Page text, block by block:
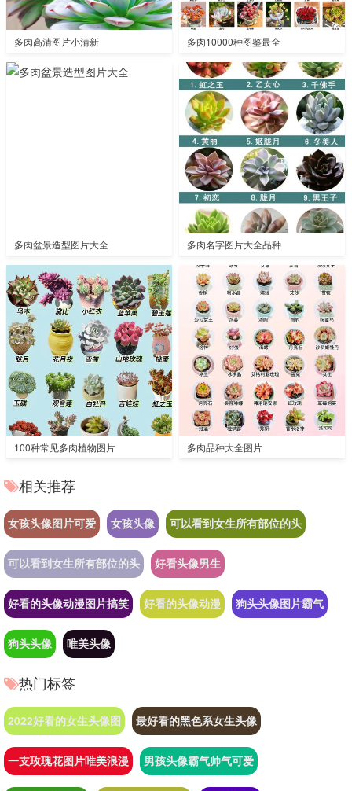
多肉高清图片小清新 多肉10000种图鉴最全
多肉盆景造型图片大全 多肉名字图片大全品种
100种常见多肉植物图片 多肉品种大全图片
相关推荐
女孩头像图片可爱 女孩头像 可以看到女生所有部位的头
可以看到女生所有部位的头 好看头像男生
好看的头像动漫图片搞笑 好看的头像动漫 狗头头像图片霸气
狗头头像 唯美头像
热门标签
2022好看的女生头像图 最好看的黑色系女生头像
一支玫瑰花图片唯美浪漫 男孩头像霸气帅气可爱